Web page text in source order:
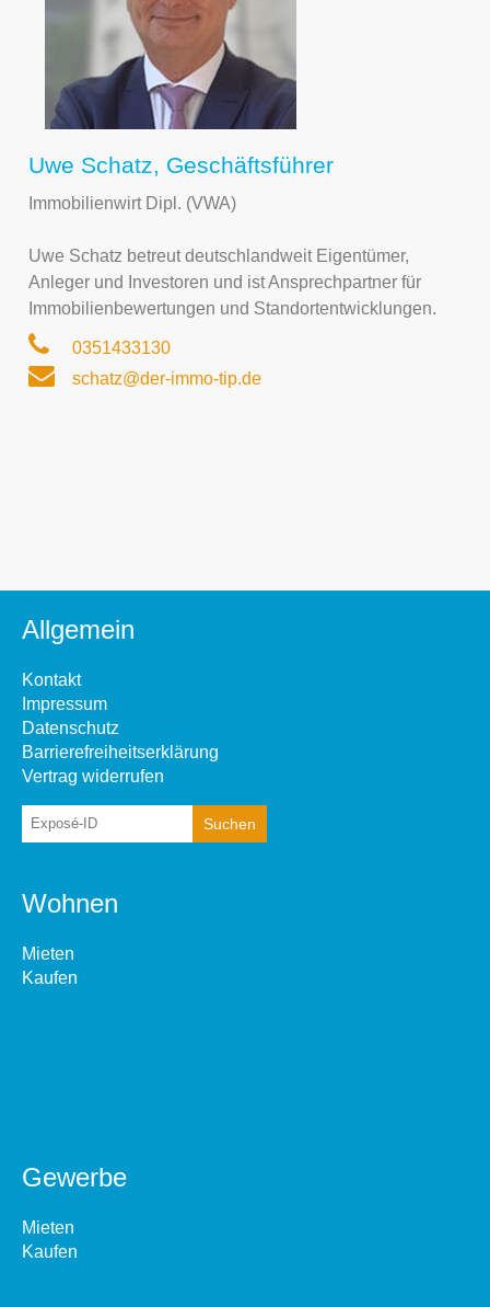
Uwe Schatz, Geschäftsführer
Immobilienwirt Dipl. (VWA)
Uwe Schatz betreut deutschlandweit Eigentümer,
Anleger und Investoren und ist Ansprechpartner für
Immobilienbewertungen und Standortentwicklungen.
0351433130
schatz@der-immo-tip.de
Allgemein
Kontakt
Impressum
Datenschutz
Barrierefreiheitserklärung
Vertrag widerrufen
Wohnen
Mieten
Kaufen
Gewerbe
Mieten
Kaufen